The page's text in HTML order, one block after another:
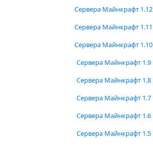
Сервера Майнкрафт 1.12
Сервера Майнкрафт 1.11
Сервера Майнкрафт 1.10
Сервера Майнкрафт 1.9
Сервера Майнкрафт 1.8
Сервера Майнкрафт 1.7
Сервера Майнкрафт 1.6
Сервера Майнкрафт 1.5